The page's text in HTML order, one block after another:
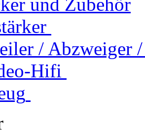
und Zubehör
/ Abzweiger
Hifi